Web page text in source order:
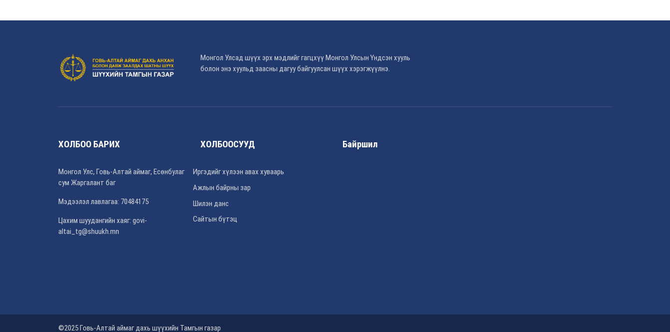
Монгол Улсад шүүх эрх мэдлийг гагцхүү Монгол Улсын Үндсэн хууль
болон энэ хуульд заасны дагуу байгуулсан шүүх хэрэгжүүлнэ.
ХОЛБОО БАРИХ
Монгол Улс, Говь-Алтай аймаг, Есөнбулаг
сум Жаргалант баг
Мэдээлэл лавлагаа: 70484175
Цахим шуудангийн хаяг: govi-
altai_tg@shuukh.mn
ХОЛБООСУУД
Иргэдийг хүлээн авах хуваарь
Ажлын байрны зар
Шилэн данс
Сайтын бүтэц
Байршил
©2025 Говь-Алтай аймаг дахь шүүхийн Тамгын газар